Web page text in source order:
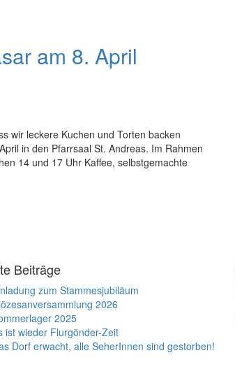
am 8. April
wir leckere Kuchen und Torten backen
in den Pfarrsaal St. Andreas. Im Rahmen
14 und 17 Uhr Kaffee, selbstgemachte
Beiträge
zum Stammesjubiläum
2026
2025
ist wieder Flurgönder-Zeit
Dorf erwacht, alle SeherInnen sind gestorben!